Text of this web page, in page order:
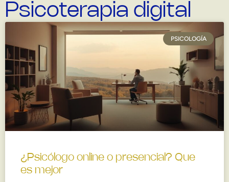
Psicoterapia digital
PSICOLOGÍA
¿Psicólogo online o presencial? Que
es mejor